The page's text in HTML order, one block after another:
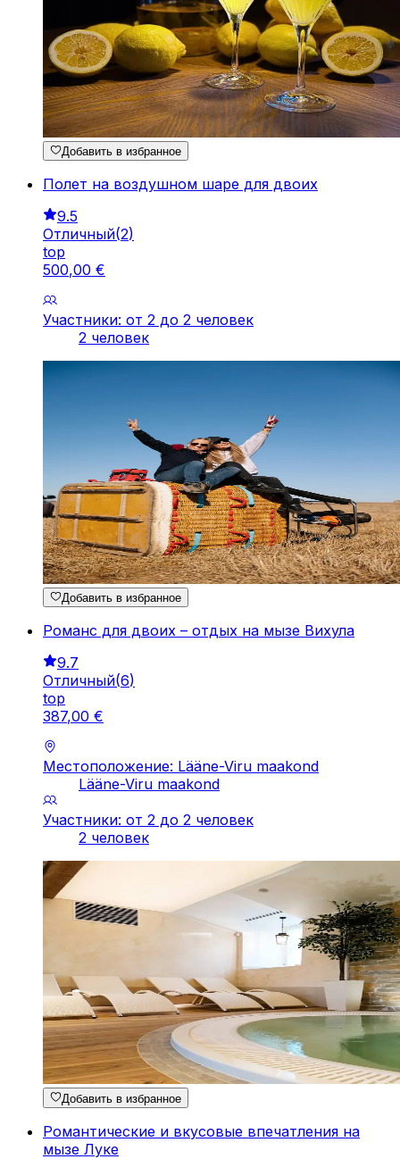
Добавить в избранное
Полет на воздушном шаре для двоих
9.5
Отличный(2)
top
500,00 €
Участники: от 2 до 2 человек
2 человек
Добавить в избранное
Романс для двоих – отдых на мызе Вихула
9.7
Отличный(6)
top
387,00 €
Местоположение: Lääne-Viru maakond
Lääne-Viru maakond
Участники: от 2 до 2 человек
2 человек
Добавить в избранное
Романтические и вкусовые впечатления на
мызе Луке